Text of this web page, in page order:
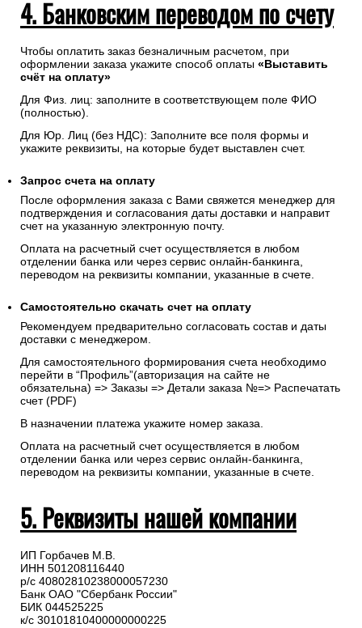
4. Банковским переводом по счету
Чтобы оплатить заказ безналичным расчетом, при
оформлении заказа укажите способ оплаты «Выставить
счёт на оплату»
Для Физ. лиц: заполните в соответствующем поле ФИО
(полностью).
Для Юр. Лиц (без НДС): Заполните все поля формы и
укажите реквизиты, на которые будет выставлен счет.
Запрос счета на оплату
После оформления заказа с Вами свяжется менеджер для
подтверждения и согласования даты доставки и направит
счет на указанную электронную почту.
Оплата на расчетный счет осуществляется в любом
отделении банка или через сервис онлайн-банкинга,
переводом на реквизиты компании, указанные в счете.
Самостоятельно скачать счет на оплату
Рекомендуем предварительно согласовать состав и даты
доставки с менеджером.
Для самостоятельного формирования счета необходимо
перейти в “Профиль”(авторизация на сайте не
обязательна) => Заказы => Детали заказа №=> Распечатать
счет (PDF)
В назначении платежа укажите номер заказа.
Оплата на расчетный счет осуществляется в любом
отделении банка или через сервис онлайн-банкинга,
переводом на реквизиты компании, указанные в счете.
5. Реквизиты нашей компании
ИП Горбачев М.В.
ИНН 501208116440
р/с 40802810238000057230
Банк ОАО "Сбербанк России"
БИК 044525225
к/с 30101810400000000225